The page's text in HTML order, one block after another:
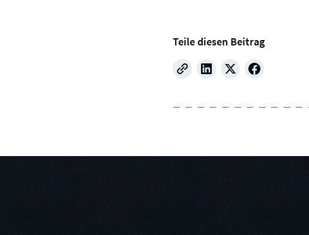
Teile diesen Beitrag